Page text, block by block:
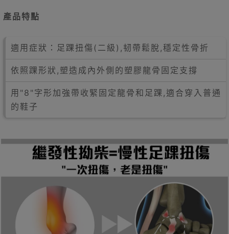
產品特點
適用症狀：足踝扭傷(二級),韧帶鬆脫,穩定性骨折
依照踝形狀,塑造成內外側的塑膠龍骨固定支撐
用"8"字形加強帶收緊固定龍骨和足踝,適合穿入普通
的鞋子